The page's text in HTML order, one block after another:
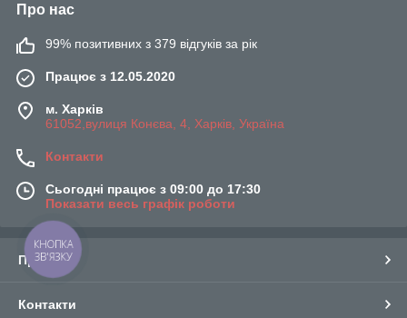
Про нас
99% позитивних з 379 відгуків за рік
Працює з 12.05.2020
м. Харків
61052,вулиця Конєва, 4, Харків, Україна
Контакти
Сьогодні працює з 09:00 до 17:30
Показати весь графік роботи
Про нас
Контакти
КНОПКА
ЗВ'ЯЗКУ